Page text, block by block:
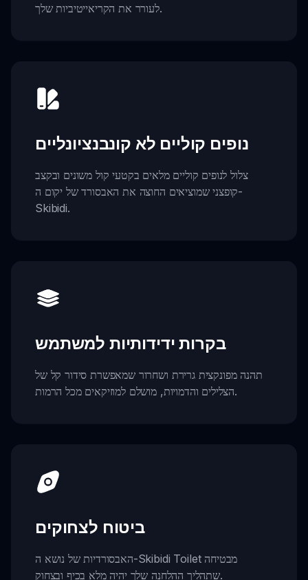
לעורר את הקריאייטיביות שלך.
נופים קוליים לא קונבנציונליים
צלול לנופים קוליים מלאים בקטעי קול משונים ובקצב
קופצני שמוציאים החוצה את האבסורד של יקום ה-
Skibidi.
בקרות ידידותיות למשתמש
תהנה מפונקצית גרירת ושחרור שמאפשרת סידור קל של
הצלילים והדמויות, מושלם למוזיקאים מכל הרמות.
ביטוח לצחוקים
האבסורדיות של נושא ה-Skibidi Toilet מבטיחה
שתהליך ההלחנה שלך יהיה מלא בכיף ובצחוק.